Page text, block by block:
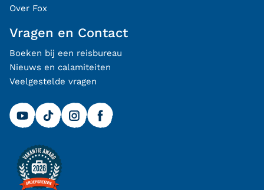
Over Fox
Vragen en Contact
Boeken bij een reisbureau
Nieuws en calamiteiten
Veelgestelde vragen